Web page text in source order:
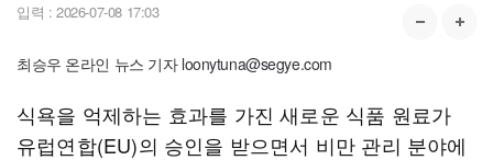
입력 : 2026-07-08 17:03
최승우 온라인 뉴스 기자 loonytuna@segye.com
식욕을 억제하는 효과를 가진 새로운 식품 원료가
유럽연합(EU)의 승인을 받으면서 비만 관리 분야에